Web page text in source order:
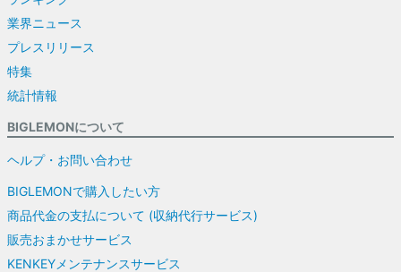
業界ニュース
プレスリリース
特集
統計情報
BIGLEMONについて
ヘルプ・お問い合わせ
BIGLEMONで購入したい方
商品代金の支払について (収納代行サービス)
販売おまかせサービス
KENKEYメンテナンスサービス